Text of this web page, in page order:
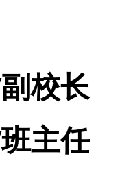
校长
主任